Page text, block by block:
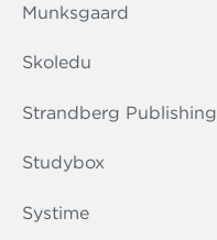
Munksgaard
Skoledu
Strandberg Publishing
Studybox
Systime